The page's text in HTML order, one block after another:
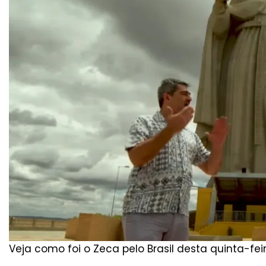
Veja como foi o Zeca pelo Brasil desta quinta-